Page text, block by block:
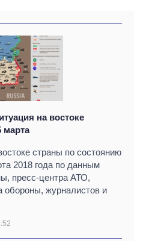
на востоке
марта
страны по состоянию
2018 года по данным
пресс-центра АТО,
обороны, журналистов и